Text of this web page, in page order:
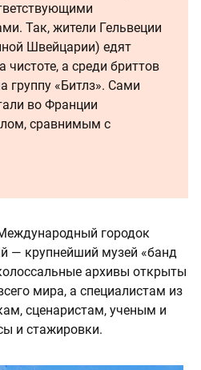
Так, жители Гельвеции
Швейцарии) едят
а среди бриттов
группу «Битлз». Сами
во Франции
сравнимым с
городок
— крупнейший музей «банд
архивы открыты
мира, а специалистам из
сценаристам, ученым и
и стажировки.